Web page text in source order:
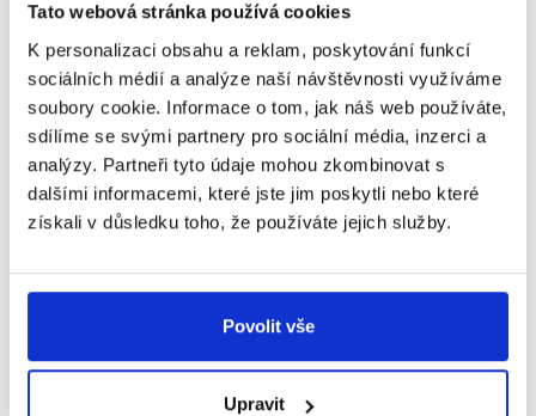
Tato webová stránka používá cookies
K personalizaci obsahu a reklam, poskytování funkcí
sociálních médií a analýze naší návštěvnosti využíváme
soubory cookie. Informace o tom, jak náš web používáte,
sdílíme se svými partnery pro sociální média, inzerci a
analýzy. Partneři tyto údaje mohou zkombinovat s
dalšími informacemi, které jste jim poskytli nebo které
získali v důsledku toho, že používáte jejich služby.
Povolit vše
Upravit
PODCAST VYPOVĚZENÍ
#22 Co skleněné děti opravdu potřebují
slyšet? Své zkušenosti sdílí ve svém
příběhu Markéta Šulcová.
Jaké je vyrůstat jako „skleněné dítě“? Hostem této epizody je
Markéta Šulcová, ředitelka organizace Zajíček na koni, která
poskytuje sociálně...
VIDEO